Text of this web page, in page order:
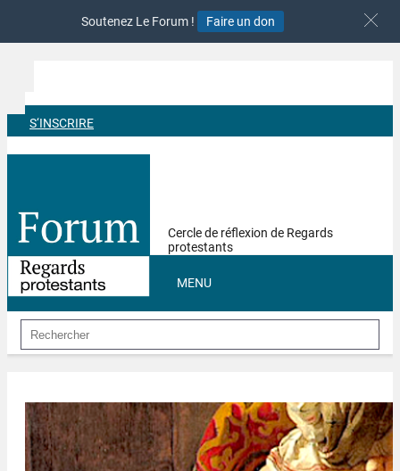
Soutenez Le Forum ! Faire un don
S‘INSCRIRE
Cercle de réflexion de Regards
protestants
MENU